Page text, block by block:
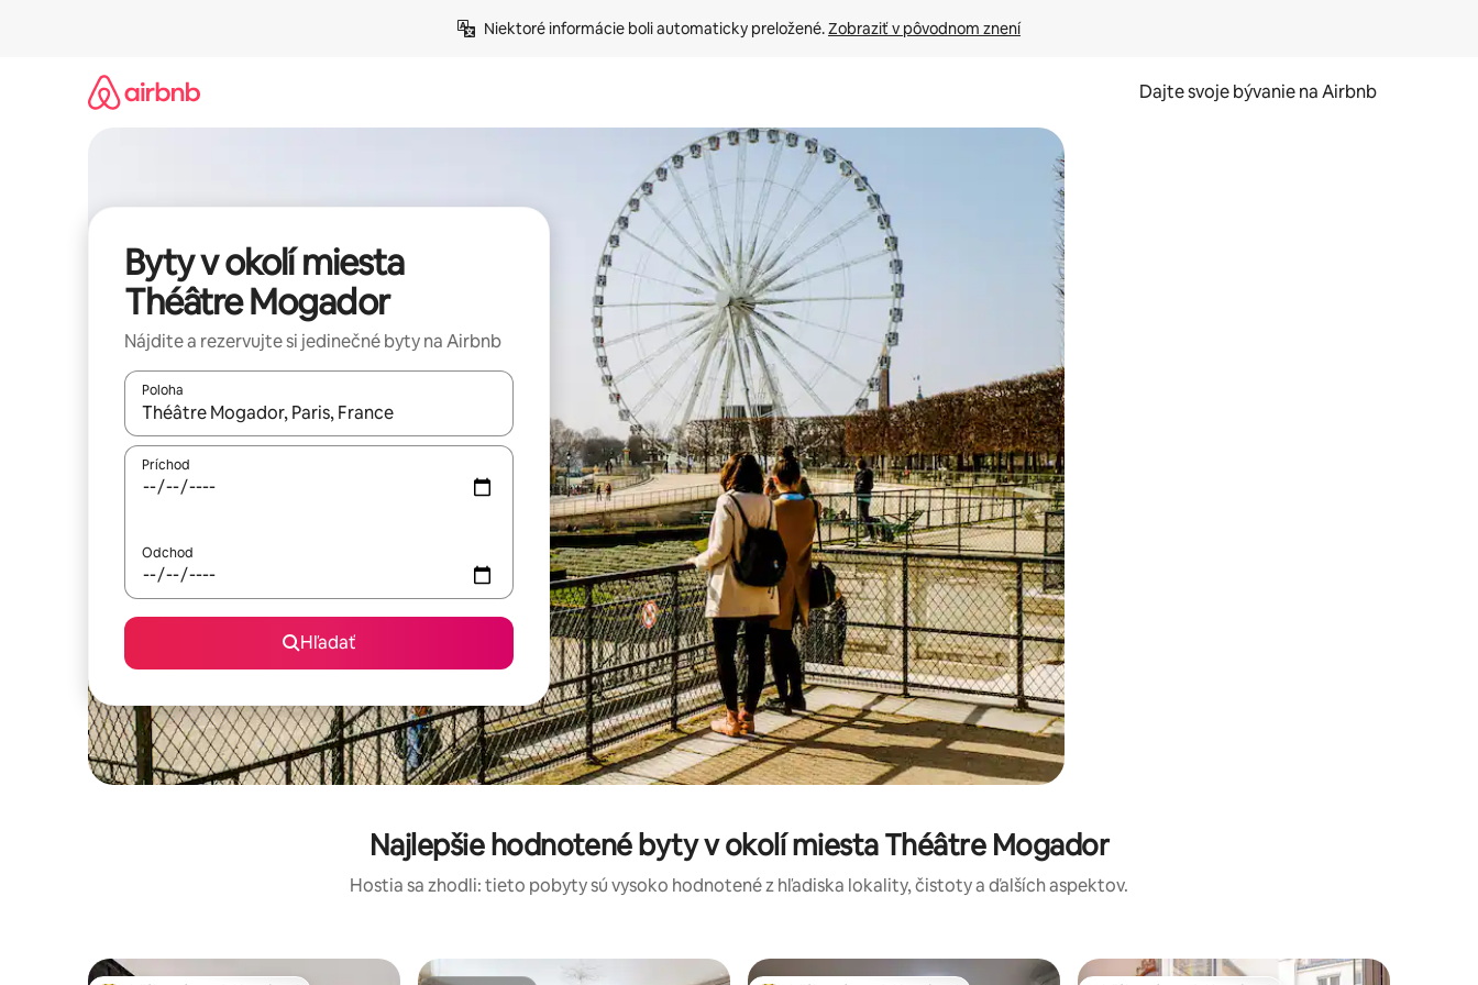
Niektoré informácie boli automaticky preložené. Zobraziť v pôvodnom znení
Dajte svoje bývanie na Airbnb
Byty v okolí miesta
Théâtre Mogador
Nájdite a rezervujte si jedinečné byty na Airbnb
Poloha
Keď budú výsledky k dispozícii, môžete si ich prechádzať pomocou klávesov so šípkami nahor a nadol alebo ich preskúmať pomocou dotykových gest či potiahnutia prstom.
Príchod
Odchod
Hľadať
Najlepšie hodnotené byty v okolí miesta Théâtre Mogador
Hostia sa zhodli: tieto pobyty sú vysoko hodnotené z hľadiska lokality, čistoty a ďalších aspektov.